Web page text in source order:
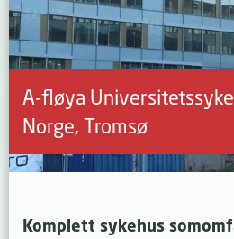
A-fløya
Norge, Tromsø
Komplett sykehus